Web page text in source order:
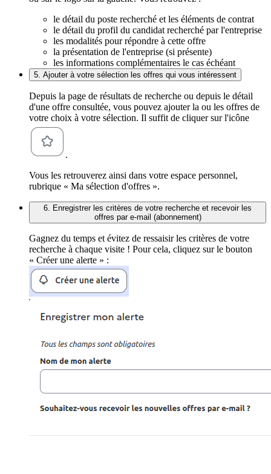
le détail du poste recherché et les éléments de contrat
le détail du profil du candidat recherché par l'entreprise
les modalités pour répondre à cette offre
la présentation de l'entreprise (si présente)
les informations complémentaires le cas échéant
5. Ajouter à votre sélection les offres qui vous intéressent
Depuis la page de résultats de recherche ou depuis le détail
d'une offre consultée, vous pouvez ajouter la ou les offres de
votre choix à votre sélection. Il suffit de cliquer sur l'icône
.
Vous les retrouverez ainsi dans votre espace personnel,
rubrique « Ma sélection d'offres ».
6. Enregistrer les critères de votre recherche et recevoir les
offres par e-mail (abonnement)
Gagnez du temps et évitez de ressaisir les critères de votre
recherche à chaque visite ! Pour cela, cliquez sur le bouton
« Créer une alerte » :